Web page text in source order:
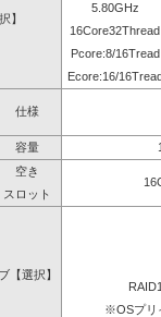
】
5.80GHz
16Core32Thread
Pcore:8/16Tread
Ecore:16/
仕様
容量
空き
スロット
【選択】
※OSプリ